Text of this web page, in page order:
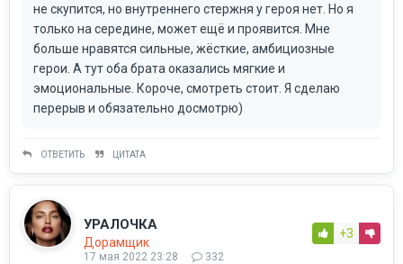
не скупится, но внутреннего стержня у героя нет. Но я
только на середине, может ещё и проявится. Мне
больше нравятся сильные, жёсткие, амбициозные
герои. А тут оба брата оказались мягкие и
эмоциональные. Короче, смотреть стоит. Я сделаю
перерыв и обязательно досмотрю)
ОТВЕТИТЬ ЦИТАТА
УРАЛОЧКА
Дорамщик
17 мая 2022 23:28 332
+3